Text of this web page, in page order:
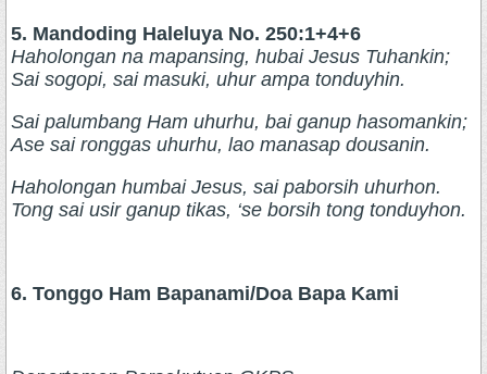
5. Mandoding Haleluya No. 250:1+4+6
Haholongan na mapansing, hubai Jesus Tuhankin;
Sai sogopi, sai masuki, uhur ampa tonduyhin.
Sai palumbang Ham uhurhu, bai ganup hasomankin;
Ase sai ronggas uhurhu, lao manasap dousanin.
Haholongan humbai Jesus, sai paborsih uhurhon.
Tong sai usir ganup tikas, ‘se borsih tong tonduyhon.
6. Tonggo Ham Bapanami/Doa Bapa Kami